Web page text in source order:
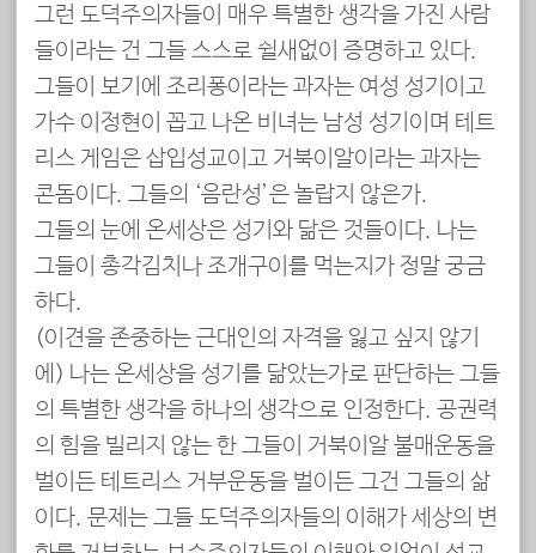
그런 도덕주의자들이 매우 특별한 생각을 가진 사람
들이라는 건 그들 스스로 쉴새없이 증명하고 있다.
그들이 보기에 조리퐁이라는 과자는 여성 성기이고
가수 이정현이 꼽고 나온 비녀는 남성 성기이며 테트
리스 게임은 삽입성교이고 거북이알이라는 과자는
콘돔이다. 그들의 ‘음란성’은 놀랍지 않은가.
그들의 눈에 온세상은 성기와 닮은 것들이다. 나는
그들이 총각김치나 조개구이를 먹는지가 정말 궁금
하다.
(이견을 존중하는 근대인의 자격을 잃고 싶지 않기
에) 나는 온세상을 성기를 닮았는가로 판단하는 그들
의 특별한 생각을 하나의 생각으로 인정한다. 공권력
의 힘을 빌리지 않는 한 그들이 거북이알 불매운동을
벌이든 테트리스 거부운동을 벌이든 그건 그들의 삶
이다. 문제는 그들 도덕주의자들의 이해가 세상의 변